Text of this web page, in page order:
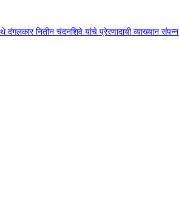
दंगलकार नितीन चंदनशिवे यांचे प्रेरणादायी व्याख्यान संपन्न